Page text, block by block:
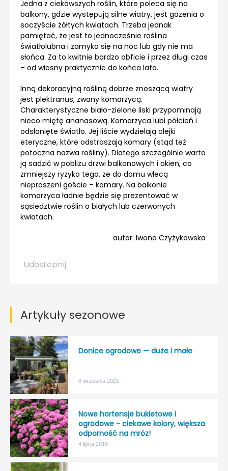
Jedna z ciekawszych roślin, które poleca się na
balkony, gdzie występują silne wiatry, jest gazenia o
soczyście żółtych kwiatach. Trzeba jednak
pamiętać, że jest to jednocześnie roślina
światłolubna i zamyka się na noc lub gdy nie ma
słońca. Za to kwitnie bardzo obficie i przez długi czas
– od wiosny praktycznie do końca lata.
Inną dekoracyjną rośliną dobrze znoszącą wiatry
jest plektranus, zwany komarzycą.
Charakterystyczne biało-zielone liski przypominają
nieco miętę ananasową. Komarzyca lubi półcień i
odsłonięte światło. Jej liście wydzielają olejki
eteryczne, które odstraszają komary (stąd też
potoczna nazwa rośliny). Dlatego szczególnie warto
ją sadzić w pobliżu drzwi balkonowych i okien, co
zmniejszy ryzyko tego, że do domu wlecą
nieproszeni goście – komary. Na balkonie
komarzyca ładnie będzie się prezentować w
sąsiedztwie roślin o białych lub czerwonych
kwiatach.
autor: Iwona Czyżykowska
Udostepnij:
Artykuły sezonowe
Donice ogrodowe — duże i małe
8 września 2021
Nowe hortensje bukietowe i
ogrodowe - ciekawe kolory, większa
odporność na mróz!
4 lipca 2019